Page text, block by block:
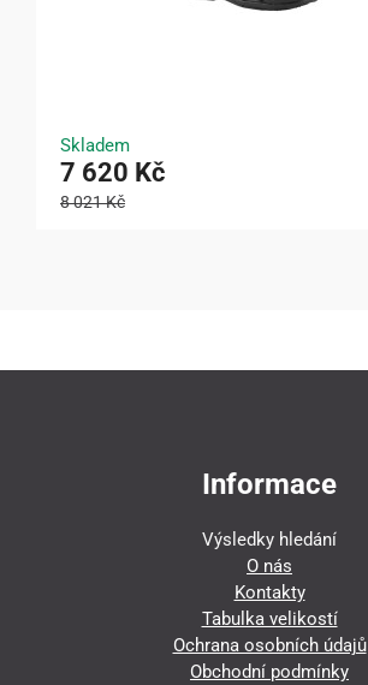
Skladem
7 620 Kč
8 021 Kč
Informace
Výsledky hledání
O nás
Kontakty
Tabulka velikostí
Ochrana osobních údajů
Obchodní podmínky